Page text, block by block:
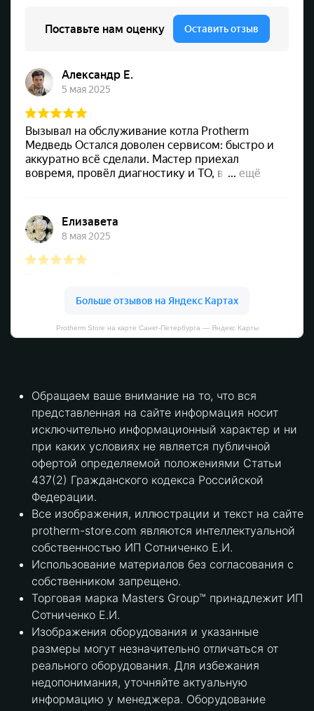
Protherm Store на карте Санкт‑Петербурга — Яндекс Карты
Обращаем ваше внимание на то, что вся
представленная на сайте информация носит
исключительно информационный характер и ни
при каких условиях не является публичной
офертой определяемой положениями Статьи
437(2) Гражданского кодекса Российской
Федерации.
Все изображения, иллюстрации и текст на сайте
protherm-store.com являются интеллектуальной
собственностью ИП Сотниченко Е.И.
Использование материалов без согласования с
собственником запрещено.
Торговая марка Masters Group™ принадлежит ИП
Сотниченко Е.И.
Изображения оборудования и указанные
размеры могут незначительно отличаться от
реального оборудования. Для избежания
недопонимания, уточняйте актуальную
информацию у менеджера. Оборудование